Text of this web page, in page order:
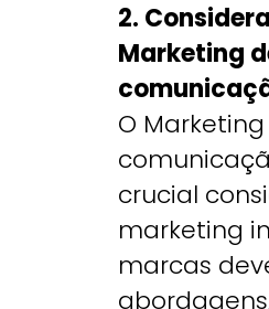
2.
Marketing
O
crucial
marketing
marcas